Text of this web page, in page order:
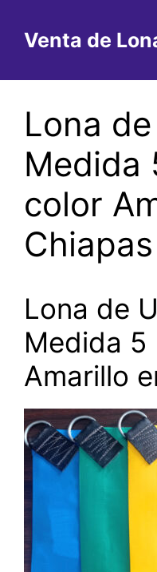
contenido
Venta de
Lona
Medida
color
Chiapas
Lona de
Medida
Amarillo